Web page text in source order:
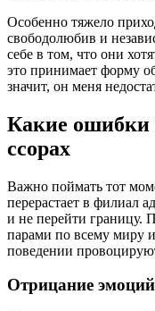
Особенно тяжело
свободолюбив и
себе в том, что они
это принимает форму
значит, он меня
Какие ошибки
ссорах
Важно поймать тот
перерастает в филиал
и не перейти границу.
парами по всему миру
поведении
Отрицание